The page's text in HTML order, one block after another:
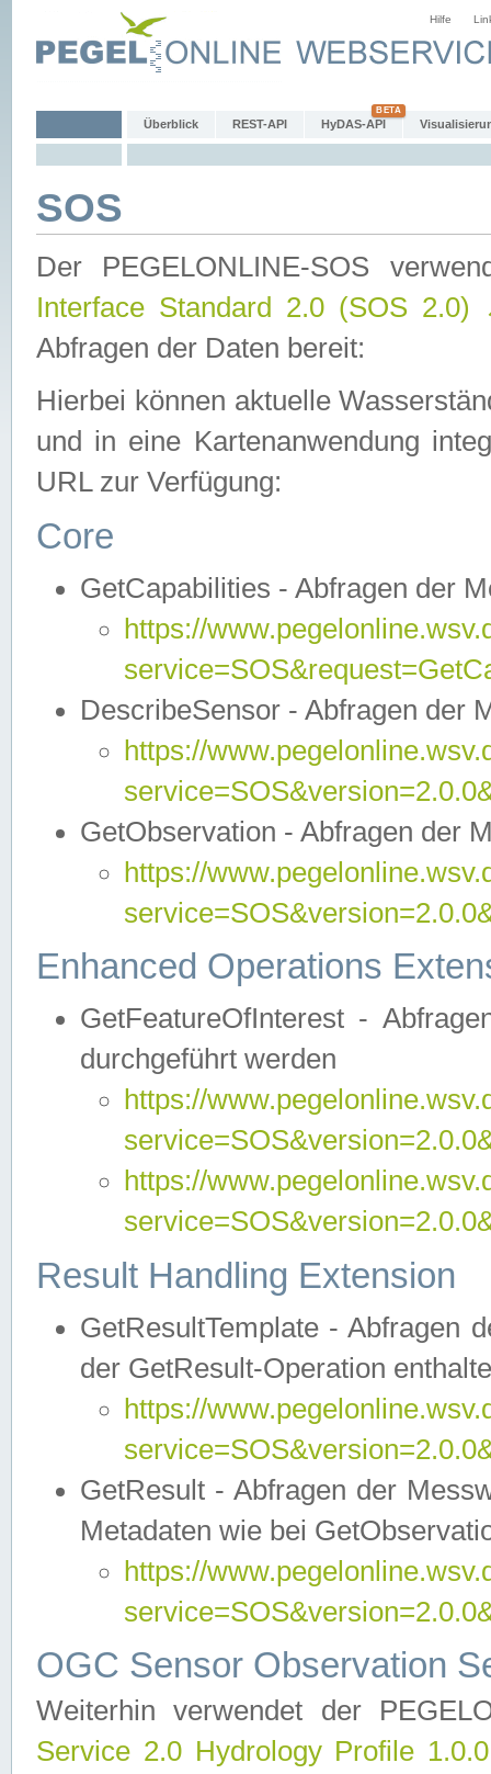
Hilfe
Überblick REST-API HyDAS-API
SOS
Der PEGELONLINE-SOS
Interface Standard 2.0 (SOS 2.0)
Abfragen der Daten bereit:
Hierbei können aktuelle
und in eine Kartenanwendung
URL zur Verfügung:
Core
GetCapabilities - Abfragen der
https://
DescribeSensor - Abfragen der
https://
GetObservation - Abfragen der
https://
Enhanced Operations
GetFeatureOfInterest -
durchgeführt werden
https://
https://
Result Handling Extension
GetResultTemplate - Abfragen
der GetResult-Operation
https://
GetResult - Abfragen der
Metadaten wie bei
https://
OGC Sensor Observation
Weiterhin verwendet der
Service 2.0 Hydrology Profile